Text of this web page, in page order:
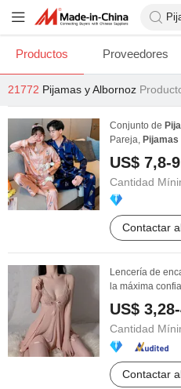
Productos Proveedores
21772 Pijamas y Albornoz
Conjunto de
Pareja, Pijamas
US$ 7,8-
Cantidad
Contactar
Lencería de
la máxima
US$
Cantidad
Contactar